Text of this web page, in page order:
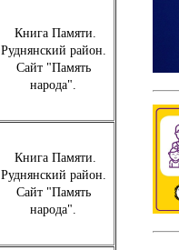
Книга Памяти.
Руднянский район.
Сайт "Память
народа".
Книга Памяти.
Руднянский район.
Сайт "Память
народа".